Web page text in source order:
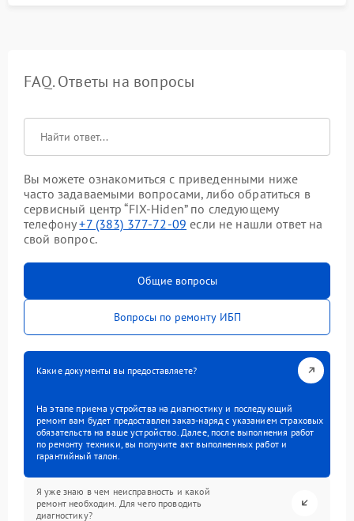
FAQ. Ответы на вопросы
Вы можете ознакомиться с приведенными ниже
часто задаваемыми вопросами, либо обратиться в
сервисный центр “FIX-Hiden” по следующему
телефону+7 (383) 377-72-09 если не нашли ответ на
свой вопрос.
Общие вопросы
Вопросы по ремонту ИБП
Какие документы вы предоставляете?
На этапе приема устройства на диагностику и последующий
ремонт вам будет предоставлен заказ-наряд с указанием страховых
обязательств на ваше устройство. Далее, после выполнения работ
по ремонту техники, вы получите акт выполненных работ и
гарантийный талон.
Я уже знаю в чем неисправность и какой
ремонт необходим. Для чего проводить
диагностику?